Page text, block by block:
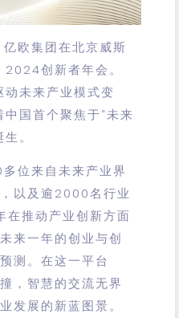
欧集团在北京威斯
创新者年会。
动未来产业模式变
国首个聚焦于“未来
。
位来自未来产业界
以及逾2000名行业
推动产业创新方面
来一年的创业与创
测。在这一平台
，智慧的交流无界
发展的新蓝图景。